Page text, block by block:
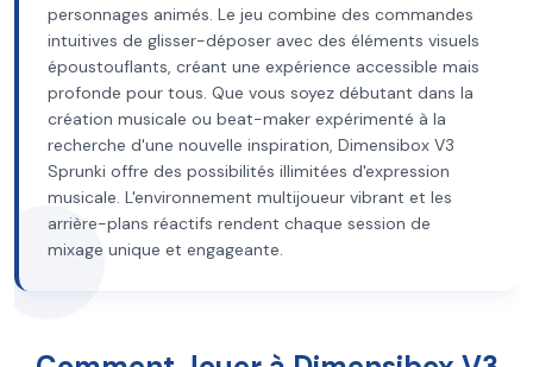
personnages animés. Le jeu combine des commandes
intuitives de glisser-déposer avec des éléments visuels
époustouflants, créant une expérience accessible mais
profonde pour tous. Que vous soyez débutant dans la
création musicale ou beat-maker expérimenté à la
recherche d'une nouvelle inspiration, Dimensibox V3
Sprunki offre des possibilités illimitées d'expression
musicale. L'environnement multijoueur vibrant et les
arrière-plans réactifs rendent chaque session de
mixage unique et engageante.